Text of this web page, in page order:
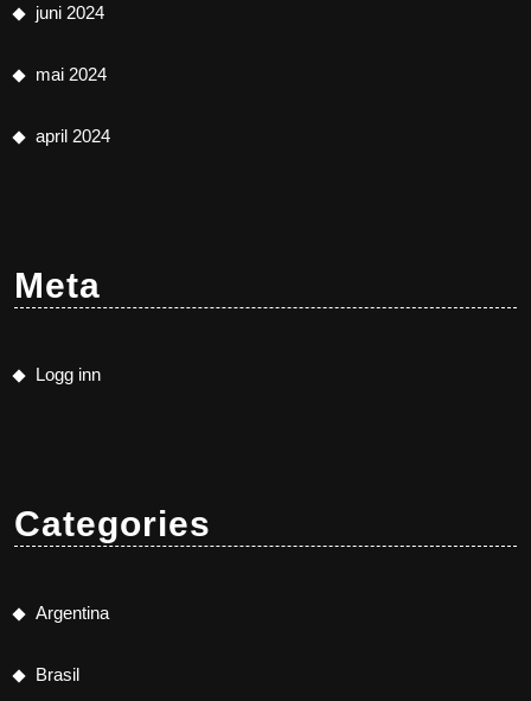
juni 2024
mai 2024
april 2024
Meta
Logg inn
Categories
Argentina
Brasil